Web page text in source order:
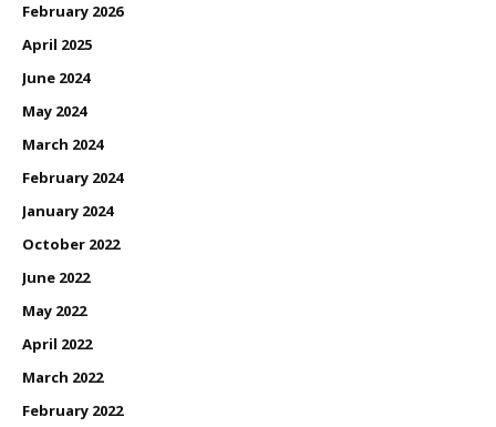
February 2026
April 2025
June 2024
May 2024
March 2024
February 2024
January 2024
October 2022
June 2022
May 2022
April 2022
March 2022
February 2022